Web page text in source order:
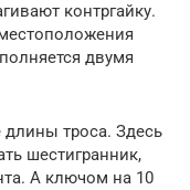
контргайку.
двумя
длины троса. Здесь
шестигранник,
А ключом на 10